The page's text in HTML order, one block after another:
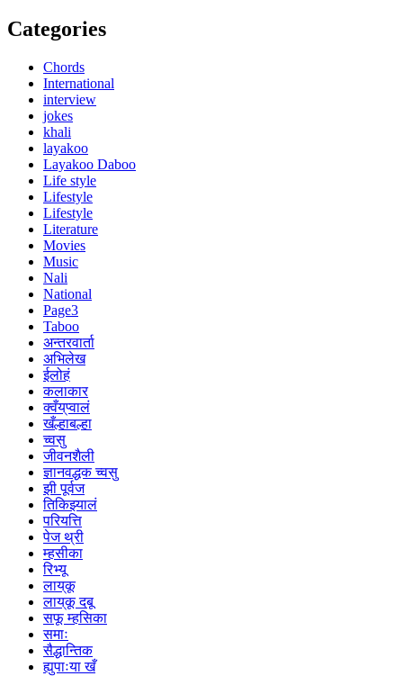
Categories
Chords
International
interview
jokes
khali
layakoo
Layakoo Daboo
Life style
Lifestyle
Lifestyle
Literature
Movies
Music
Nali
National
Page3
Taboo
अन्तरवार्ता
अभिलेख
ईलोहं
कलाकार
क्वँय्‌प्वालं
खँल्हाबल्हा
च्वसु
जीवनशैली
ज्ञानवद्धक च्वसु
झी पूर्वज
तिकिझ्यालं
परियत्ति
पेज थ्री
म्हसीका
रिभ्यू
लाय्‌कू
लाय्‌कू दबू
सफू म्हसिका
समाः
सैद्धान्तिक
ह्युपाःया खँ